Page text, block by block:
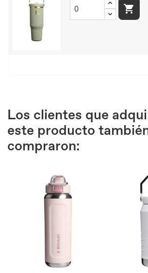

Los clientes que
este producto
compraron: